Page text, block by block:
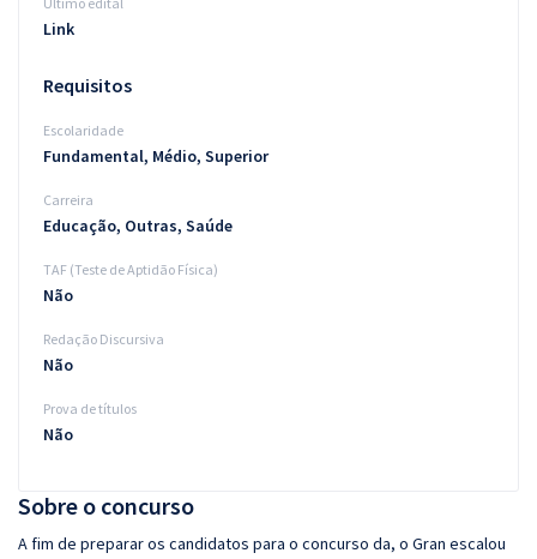
Sobre o concurso
A fim de preparar os candidatos para o concurso da, o Gran escalou
Link
Requisitos
Escolaridade
Fundamental, Médio, Superior
Carreira
Educação, Outras, Saúde
TAF (Teste de Aptidão Física)
Não
Redação Discursiva
Não
Prova de títulos
Não